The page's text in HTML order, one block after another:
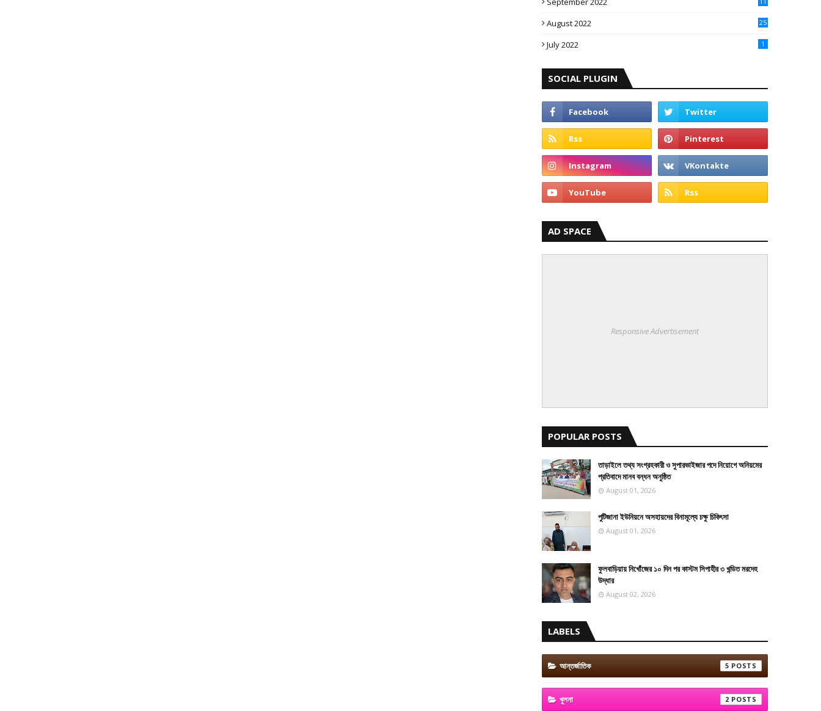
August 2022 25
July 2022 1
SOCIAL PLUGIN
AD SPACE
Responsive Advertisement
POPULAR POSTS
তাড়াইলে তথ্য সংগ্রহকারী ও সুপারভাইজার পদে নিয়োগে অনিয়মের
প্রতিবাদে মানব বন্ধন অনুষ্ঠিত
August 01, 2026
পুটিজানা ইউনিয়নে অসহায়দের বিনামূল্যে চক্ষু চিকিৎসা
August 01, 2026
ফুলবাড়িয়ায় নিখোঁজের ১০ দিন পর কাস্টম সিপাহীর ৩ খন্ডিত মরদেহ
উদ্ধার
August 02, 2026
LABELS
আন্তর্জাতিক 5
খুলনা 2